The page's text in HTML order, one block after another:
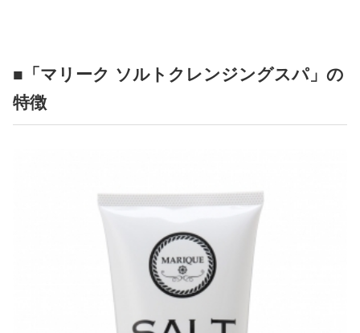
■「マリーク ソルトクレンジングスパ」の
特徴